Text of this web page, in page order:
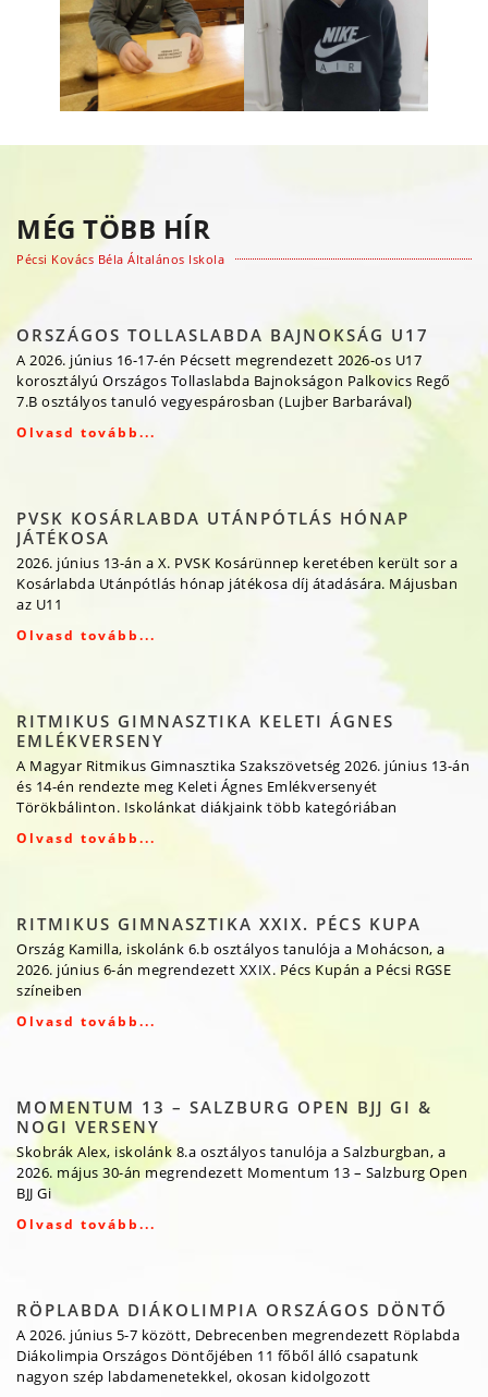
MÉG TÖBB HÍR
Pécsi Kovács Béla Általános Iskola
ORSZÁGOS TOLLASLABDA BAJNOKSÁG U17
A 2026. június 16-17-én Pécsett megrendezett 2026-os U17
korosztályú Országos Tollaslabda Bajnokságon Palkovics Regő
7.B osztályos tanuló vegyespárosban (Lujber Barbarával)
Olvasd tovább...
PVSK KOSÁRLABDA UTÁNPÓTLÁS HÓNAP
JÁTÉKOSA
2026. június 13-án a X. PVSK Kosárünnep keretében került sor a
Kosárlabda Utánpótlás hónap játékosa díj átadására. Májusban
az U11
Olvasd tovább...
RITMIKUS GIMNASZTIKA KELETI ÁGNES
EMLÉKVERSENY
A Magyar Ritmikus Gimnasztika Szakszövetség 2026. június 13-án
és 14-én rendezte meg Keleti Ágnes Emlékversenyét
Törökbálinton. Iskolánkat diákjaink több kategóriában
Olvasd tovább...
RITMIKUS GIMNASZTIKA XXIX. PÉCS KUPA
Ország Kamilla, iskolánk 6.b osztályos tanulója a Mohácson, a
2026. június 6-án megrendezett XXIX. Pécs Kupán a Pécsi RGSE
színeiben
Olvasd tovább...
MOMENTUM 13 – SALZBURG OPEN BJJ GI &
NOGI VERSENY
Skobrák Alex, iskolánk 8.a osztályos tanulója a Salzburgban, a
2026. május 30-án megrendezett Momentum 13 – Salzburg Open
BJJ Gi
Olvasd tovább...
RÖPLABDA DIÁKOLIMPIA ORSZÁGOS DÖNTŐ
A 2026. június 5-7 között, Debrecenben megrendezett Röplabda
Diákolimpia Országos Döntőjében 11 főből álló csapatunk
nagyon szép labdamenetekkel, okosan kidolgozott